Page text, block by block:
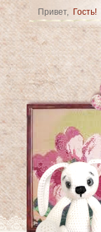
Привет, Гость!